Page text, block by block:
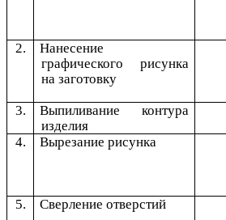
2.
Нанесение
графического рисунка
на заготовку
3.
Выпиливание контура
изделия
4. Вырезание рисунка
5.
Сверление отверстий